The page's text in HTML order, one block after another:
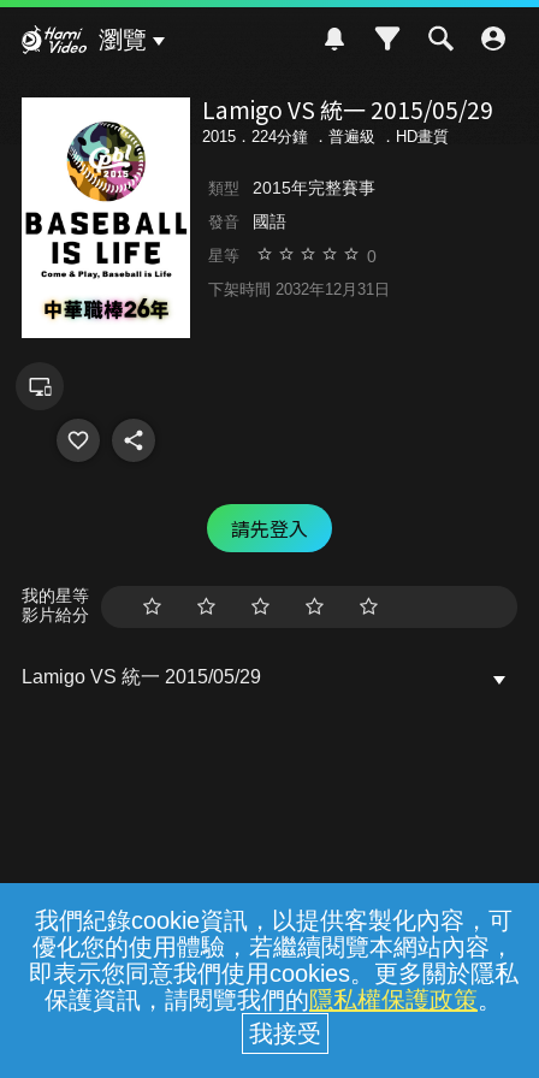
我們紀錄cookie資訊，以提供客製化內容，可
優化您的使用體驗，若繼續閱覽本網站內容，
即表示您同意我們使用cookies。更多關於隱私
保護資訊，請閱覽我們的隱私權保護政策。
瀏覽
Lamigo VS 統一 2015/05/29
2015．224分鐘 ． 普遍級 ．HD畫質
類型 2015年完整賽事
發音 國語
星等 0
下架時間 2032年12月31日
請先登入
我的星等
影片給分
Lamigo VS 統一 2015/05/29
常見問題 線上客服 服務條款 隱私權保護
中華電信股份有限公司個人家庭分公司
(統一編號：96979949) © 2026
{{notifyMsg}}